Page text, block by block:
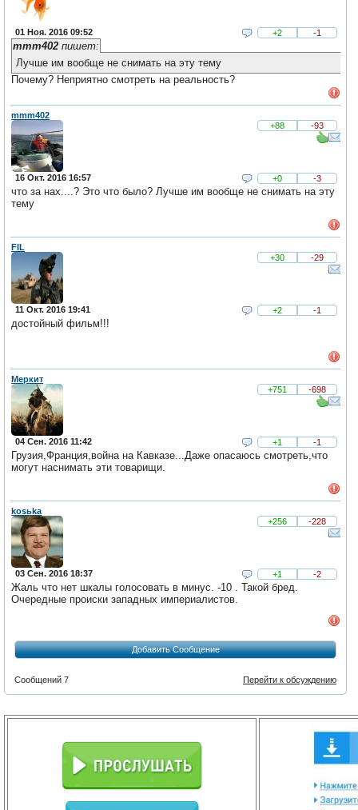
01 Ноя. 2016 09:52 +2 -1
mmm402пишет:
Лучше им вообще не снимать на эту тему
Почему? Неприятно смотреть на реальность?
mmm402
+88
-93
16 Окт. 2016 16:57 +0 -3
что за нах....? Это что было? Лучше им вообще не снимать на эту
тему
FIL
+30
-29
11 Окт. 2016 19:41 +2 -1
достойный фильм!!!
Меркит
+751
-698
04 Сен. 2016 11:42 +1 -1
Грузия,Франция,война на Кавказе...Даже опасаюсь смотреть,что
могут наснимать эти товарищи.
kosьka
+256
-228
03 Сен. 2016 18:37 +1 -2
Жаль что нет шкалы голосовать в минус. -10 . Такой бред.
Очередные происки западных империалистов.
Добавить Сообщение
Сообщений 7 Перейти к обсуждению